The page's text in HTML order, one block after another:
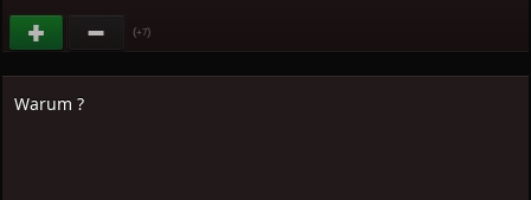
(+7)
Warum ?